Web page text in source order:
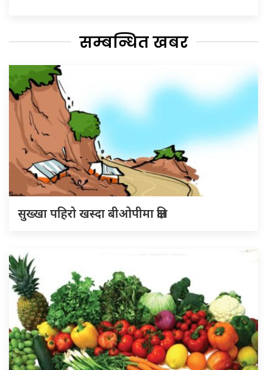
सम्बन्धित खबर
सुख्खा पहिरो खस्दा बीओपीमा क्षति